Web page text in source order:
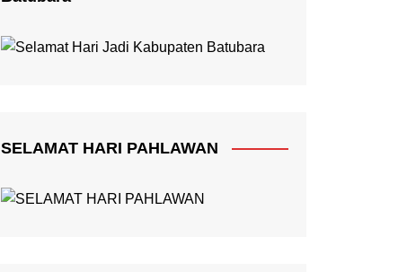
SELAMAT HARI PAHLAWAN